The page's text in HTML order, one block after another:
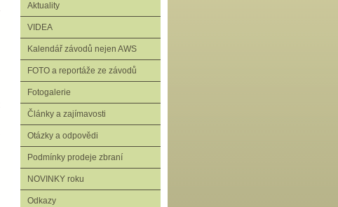
Aktuality
VIDEA
Kalendář závodů nejen AWS
FOTO a reportáže ze závodů
Fotogalerie
Články a zajímavosti
Otázky a odpovědi
Podmínky prodeje zbraní
NOVINKY roku
Odkazy